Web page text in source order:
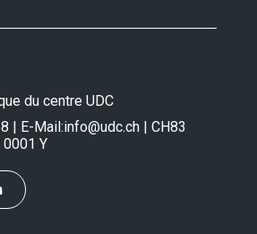
du centre UDC
| E-Mail:info@udc.ch | CH83
Y